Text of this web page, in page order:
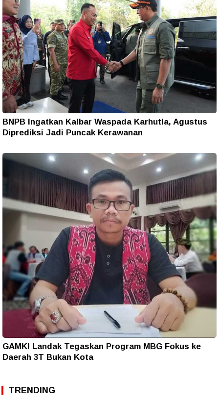
BNPB Ingatkan Kalbar Waspada Karhutla, Agustus
Diprediksi Jadi Puncak Kerawanan
GAMKI Landak Tegaskan Program MBG Fokus ke
Daerah 3T Bukan Kota
TRENDING